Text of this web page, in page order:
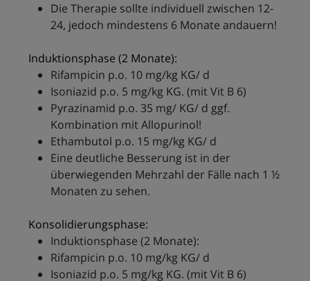
Die Therapie sollte individuell zwischen 12-
24, jedoch mindestens 6 Monate andauern!
Induktionsphase (2 Monate):
Rifampicin p.o. 10 mg/kg KG/ d
Isoniazid p.o. 5 mg/kg KG. (mit Vit B 6)
Pyrazinamid p.o. 35 mg/ KG/ d ggf.
Kombination mit Allopurinol!
Ethambutol p.o. 15 mg/kg KG/ d
Eine deutliche Besserung ist in der
überwiegenden Mehrzahl der Fälle nach 1 ½
Monaten zu sehen.
Konsolidierungsphase:
Induktionsphase (2 Monate):
Rifampicin p.o. 10 mg/kg KG/ d
Isoniazid p.o. 5 mg/kg KG. (mit Vit B 6)